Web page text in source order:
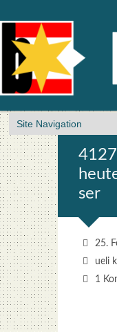
ser
25.
ueli
1